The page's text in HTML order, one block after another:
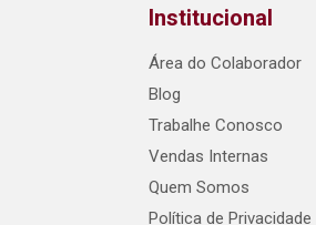
Institucional
Área do Colaborador
Blog
Trabalhe Conosco
Vendas Internas
Quem Somos
Política de Privacidade